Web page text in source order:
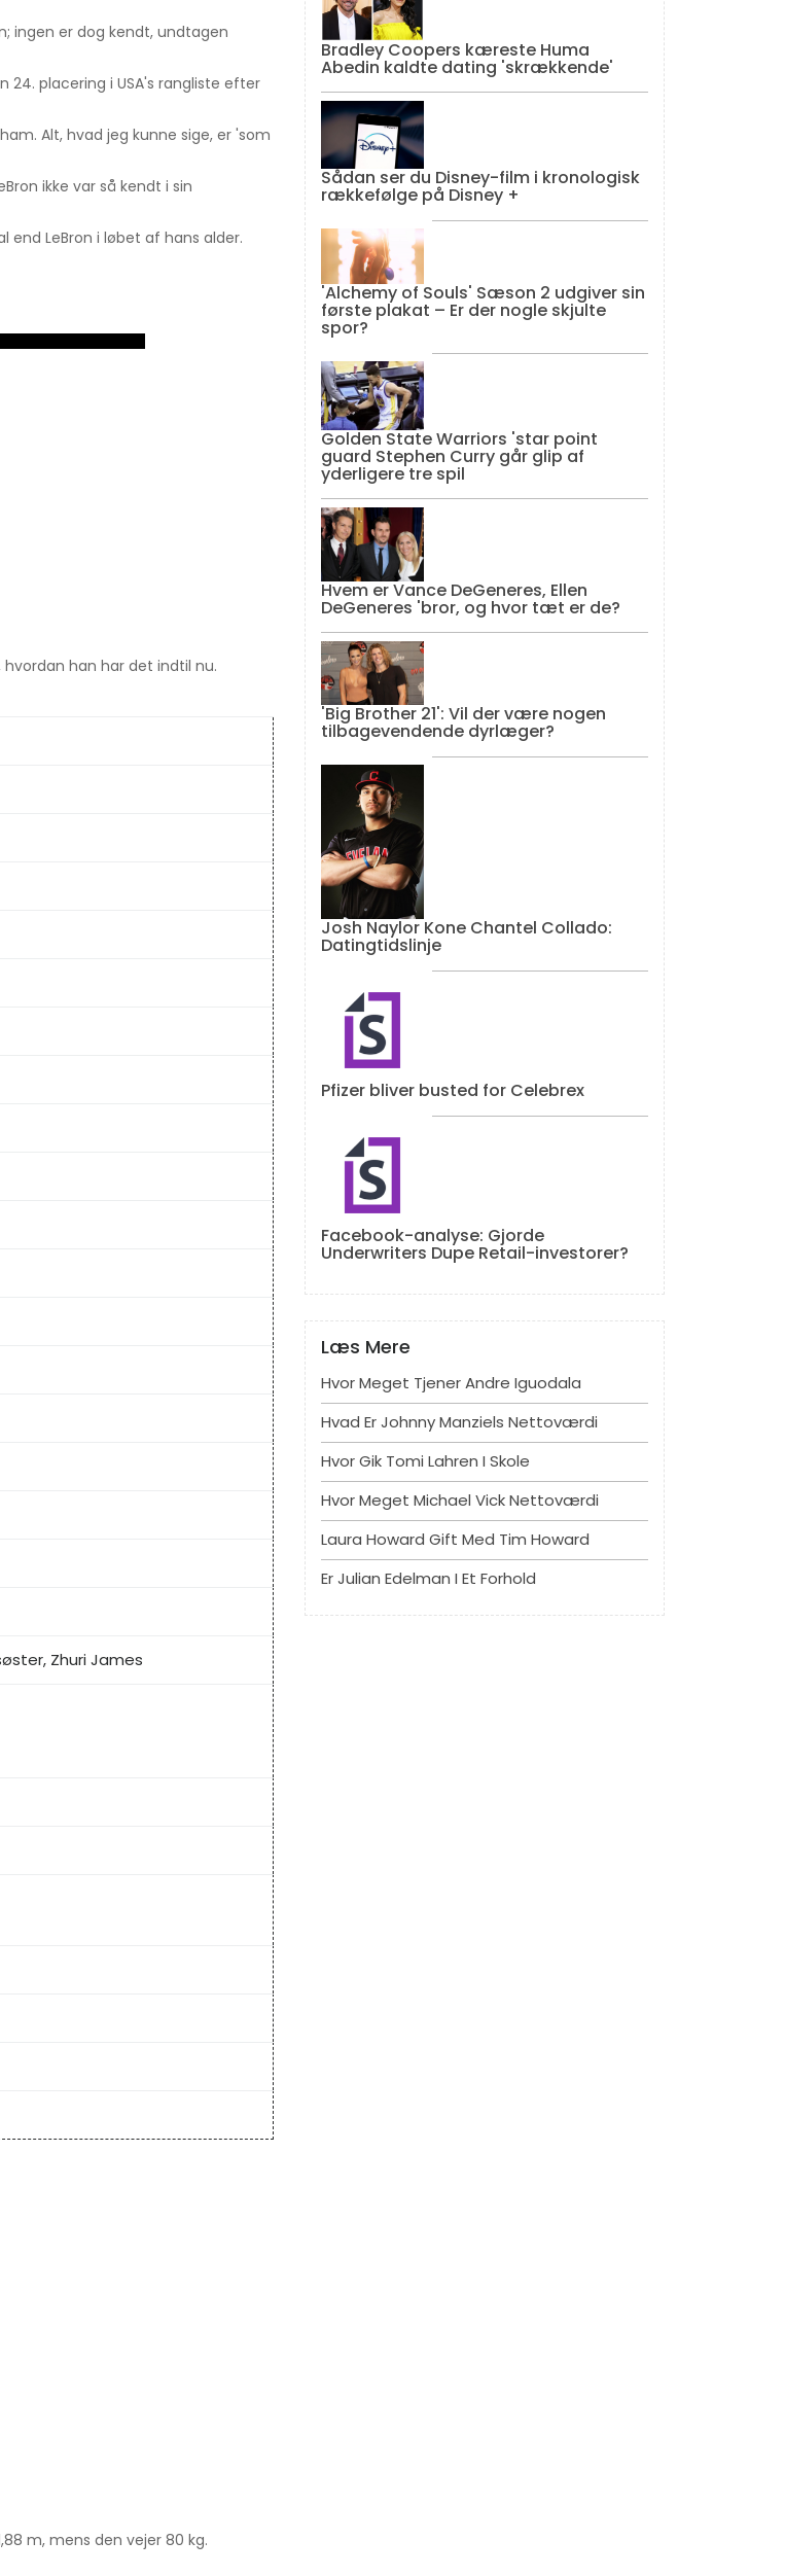
ingen er dog kendt, undtagen
24. placering i USA's rangliste efter
Alt, hvad jeg kunne sige, er 'som
ikke var så kendt i sin
end LeBron i løbet af hans alder.
han har det indtil nu.
Zhuri James
m, mens den vejer 80 kg.
Bradley Coopers kæreste Huma
Abedin kaldte dating 'skrækkende'
Sådan ser du Disney-film i kronologisk
rækkefølge på Disney +
'Alchemy of Souls' Sæson 2 udgiver sin
første plakat – Er der nogle skjulte
spor?
Golden State Warriors 'star point
guard Stephen Curry går glip af
yderligere tre spil
Hvem er Vance DeGeneres, Ellen
DeGeneres 'bror, og hvor tæt er de?
'Big Brother 21': Vil der være nogen
tilbagevendende dyrlæger?
Josh Naylor Kone Chantel Collado:
Datingtidslinje
Pfizer bliver busted for Celebrex
Facebook-analyse: Gjorde
Underwriters Dupe Retail-investorer?
Læs Mere
Hvor Meget Tjener Andre Iguodala
Hvad Er Johnny Manziels Nettoværdi
Hvor Gik Tomi Lahren I Skole
Hvor Meget Michael Vick Nettoværdi
Laura Howard Gift Med Tim Howard
Er Julian Edelman I Et Forhold